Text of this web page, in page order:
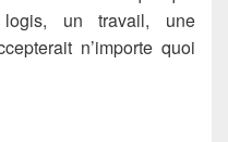
un travail, une
n’importe quoi